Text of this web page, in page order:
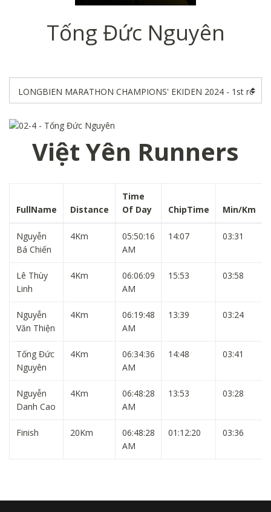
Tống Đức Nguyên
Việt Yên Runners
FullName Distance
Time
Of Day
ChipTime Min/Km
Nguyễn
Bá Chiến
4Km
05:50:16
AM
14:07 03:31
Lê Thùy
Linh
4Km
06:06:09
AM
15:53 03:58
Nguyễn
Văn Thiện
4Km
06:19:48
AM
13:39 03:24
Tống Đức
Nguyên
4Km
06:34:36
AM
14:48 03:41
Nguyễn
Danh Cao
4Km
06:48:28
AM
13:53 03:28
Finish 20Km
06:48:28
AM
01:12:20 03:36